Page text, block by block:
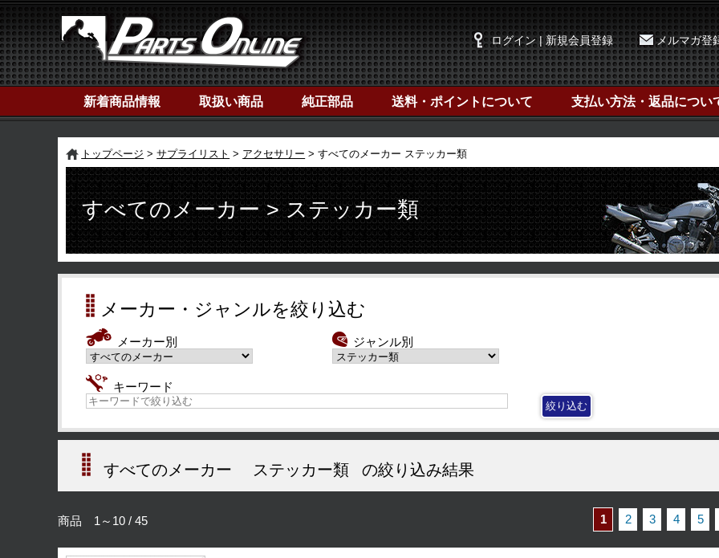
ログイン | 新規会員登録 メルマガ登
新着商品情報 取扱い商品 純正部品 送料・ポイントについて 支払い方法・返品につい
トップページ サプライリスト アクセサリー すべてのメーカー ステッカー類
すべてのメーカー > ステッカー類
メーカー・ジャンルを絞り込む
メーカー別 ジャンル別
キーワード
すべてのメーカー ステッカー類 の絞り込み結果
商品 1～10 / 45 1 2 3 4 5